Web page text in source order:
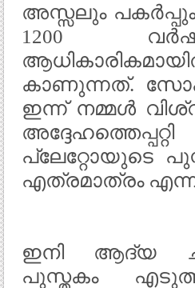
അസ്സലും
1200
കാണുന്നത്.
ഇന്ന് നമ്മള്‍
പ്ലേറ്റോയുടെ
എത്രമാത്രം
ഇനി ആദ്യ
പുസ്തകം